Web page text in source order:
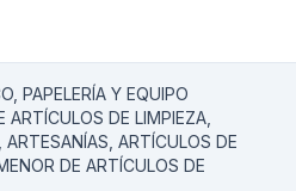
PAPELERÍA Y EQUIPO
DE LIMPIEZA,
ARTÍCULOS DE
DE ARTÍCULOS DE